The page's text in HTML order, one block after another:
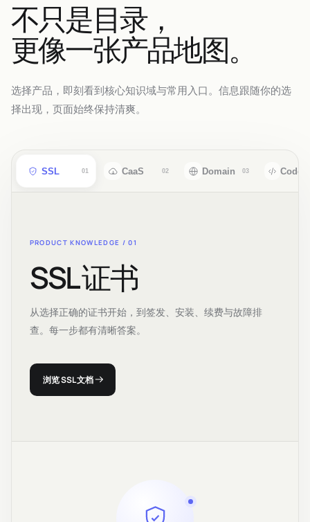
不只是目录，
更像一张产品地图。
选择产品，即刻看到核心知识域与常用入口。信息跟随你的选
择出现，页面始终保持清爽。
SSL 01 CaaS 02 Domain 03
PRODUCT KNOWLEDGE /01
SSL 证书
从选择正确的证书开始，到签发、安装、续费与故障排
查。每一步都有清晰答案。
浏览 SSL 文档